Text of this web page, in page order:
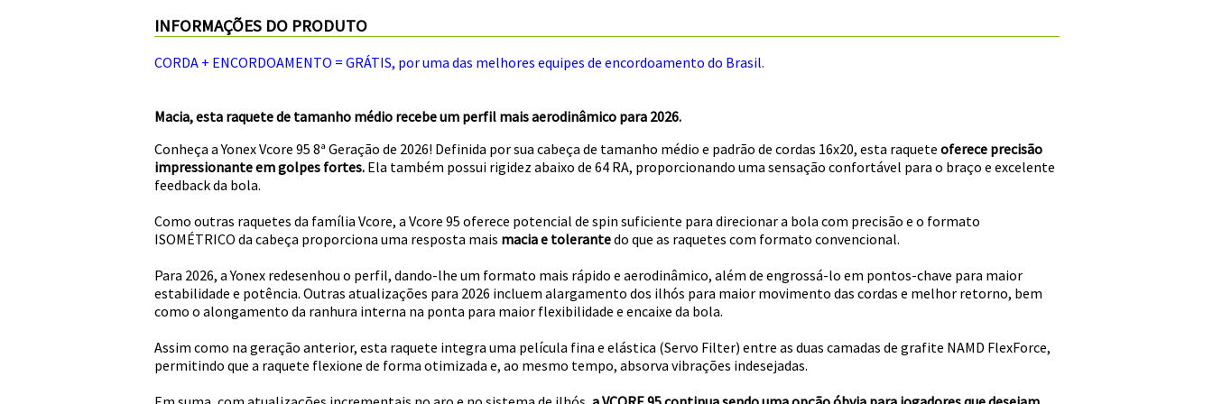
INFORMAÇÕES DO PRODUTO
CORDA + ENCORDOAMENTO = GRÁTIS, por uma das melhores equipes de encordoamento do Brasil.
Macia, esta raquete de tamanho médio recebe um perfil mais aerodinâmico para 2026.
Conheça a Yonex Vcore 95 8ª Geração de 2026! Definida por sua cabeça de tamanho médio e padrão de cordas 16x20, esta raquete oferece precisão
impressionante em golpes fortes.Ela também possui rigidez abaixo de 64 RA, proporcionando uma sensação confortável para o braço e excelente
feedback da bola.
Como outras raquetes da família Vcore, a Vcore 95 oferece potencial de spin suficiente para direcionar a bola com precisão e o formato
ISOMÉTRICO da cabeça proporciona uma resposta mais macia e tolerantedo que as raquetes com formato convencional.
Para 2026, a Yonex redesenhou o perfil, dando-lhe um formato mais rápido e aerodinâmico, além de engrossá-lo em pontos-chave para maior
estabilidade e potência. Outras atualizações para 2026 incluem alargamento dos ilhós para maior movimento das cordas e melhor retorno, bem
como o alongamento da ranhura interna na ponta para maior flexibilidade e encaixe da bola.
Assim como na geração anterior, esta raquete integra uma película fina e elástica (Servo Filter) entre as duas camadas de grafite NAMD FlexForce,
permitindo que a raquete flexione de forma otimizada e, ao mesmo tempo, absorva vibrações indesejadas.